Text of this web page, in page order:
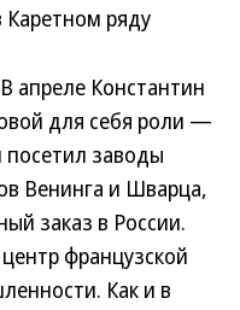
ряду
апреле Константин
для себя роли —
заводы
Венинга и Шварца,
заказ в России.
французской
Как и в